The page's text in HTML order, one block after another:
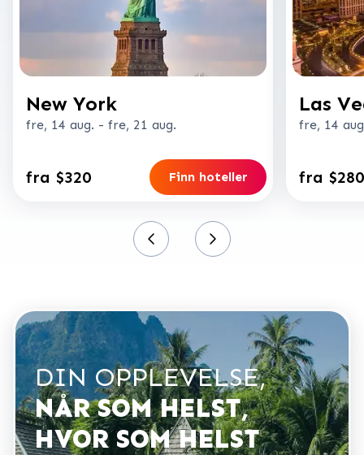
New York
fre, 14 aug. - fre, 21 aug.
fra $320 Finn hoteller
Las
fre, 14
fra $280
DIN OPPLEVELSE,
NÅR SOM HELST,
HVOR SOM HELST